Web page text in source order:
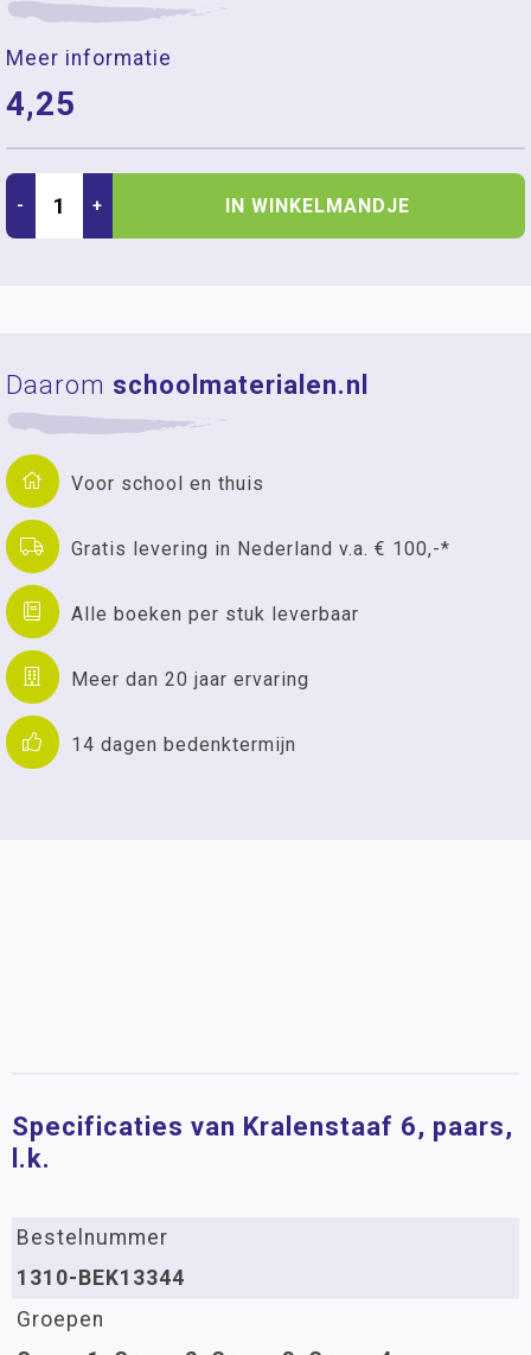
Meer informatie
4,25
- + IN WINKELMANDJE
Daarom schoolmaterialen.nl
Voor school en thuis
Gratis levering in Nederland v.a. € 100,-*
Alle boeken per stuk leverbaar
Meer dan 20 jaar ervaring
14 dagen bedenktermijn
Specificaties van Kralenstaaf 6, paars,
l.k.
Bestelnummer
1310-BEK13344
Groepen